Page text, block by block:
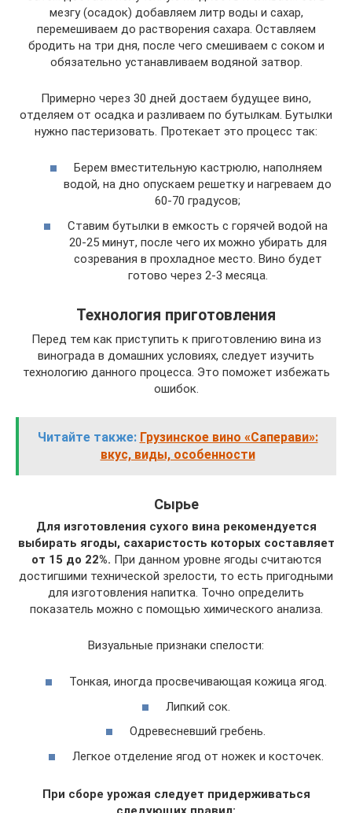
мезгу (осадок) добавляем литр воды и сахар,
перемешиваем до растворения сахара. Оставляем
бродить на три дня, после чего смешиваем с соком и
обязательно устанавливаем водяной затвор.
Примерно через 30 дней достаем будущее вино,
отделяем от осадка и разливаем по бутылкам. Бутылки
нужно пастеризовать. Протекает это процесс так:
Берем вместительную кастрюлю, наполняем
водой, на дно опускаем решетку и нагреваем до
60-70 градусов;
Ставим бутылки в емкость с горячей водой на
20-25 минут, после чего их можно убирать для
созревания в прохладное место. Вино будет
готово через 2-3 месяца.
Технология приготовления
Перед тем как приступить к приготовлению вина из
винограда в домашних условиях, следует изучить
технологию данного процесса. Это поможет избежать
ошибок.
Читайте также: Грузинское вино «Саперави»:
вкус, виды, особенности
Сырье
Для изготовления сухого вина рекомендуется
выбирать ягоды, сахаристость которых составляет
от 15 до 22%. При данном уровне ягоды считаются
достигшими технической зрелости, то есть пригодными
для изготовления напитка. Точно определить
показатель можно с помощью химического анализа.
Визуальные признаки спелости:
Тонкая, иногда просвечивающая кожица ягод.
Липкий сок.
Одревесневший гребень.
Легкое отделение ягод от ножек и косточек.
При сборе урожая следует придерживаться